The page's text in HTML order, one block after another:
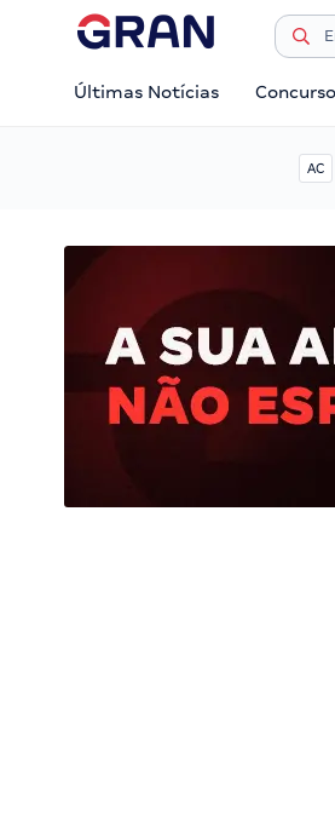
Últimas Notícias
AC